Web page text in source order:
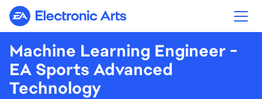
Electronic Arts
Machine Learning Engineer -
EA Sports Advanced
Technology